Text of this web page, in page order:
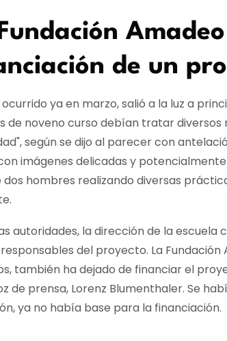
de un
ocurrido ya en marzo, salió a la luz a
de noveno curso debían tratar
según se dijo al parecer con
imágenes delicadas y
dos hombres realizando diversas
autoridades, la dirección de la
del proyecto. La
también ha dejado de financiar el
de prensa, Lorenz Blumenthaler. Se
ya no había base para la financiación.